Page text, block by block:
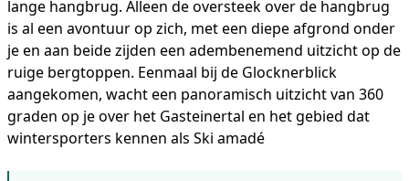
lange hangbrug. Alleen de oversteek over de hangbrug
is al een avontuur op zich, met een diepe afgrond onder
je en aan beide zijden een adembenemend uitzicht op de
ruige bergtoppen. Eenmaal bij de Glocknerblick
aangekomen, wacht een panoramisch uitzicht van 360
graden op je over het Gasteinertal en het gebied dat
wintersporters kennen als Ski amadé